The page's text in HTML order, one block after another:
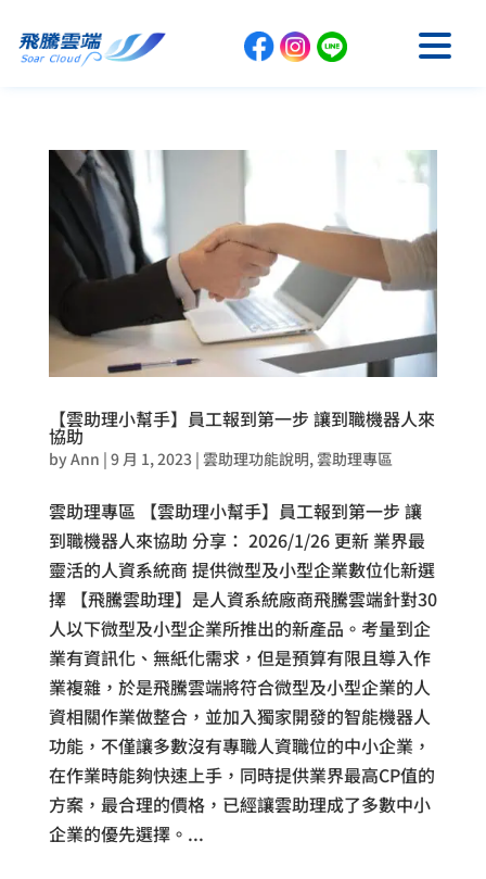
【雲助理小幫手】員工報到第一步 讓到職機器人來
協助
byAnn | 9 月 1, 2023| 雲助理功能說明,雲助理專區
雲助理專區 【雲助理小幫手】員工報到第一步 讓
到職機器人來協助 分享： 2026/1/26 更新 業界最
靈活的人資系統商 提供微型及小型企業數位化新選
擇 【飛騰雲助理】是人資系統廠商飛騰雲端針對30
人以下微型及小型企業所推出的新產品。考量到企
業有資訊化、無紙化需求，但是預算有限且導入作
業複雜，於是飛騰雲端將符合微型及小型企業的人
資相關作業做整合，並加入獨家開發的智能機器人
功能，不僅讓多數沒有專職人資職位的中小企業，
在作業時能夠快速上手，同時提供業界最高CP值的
方案，最合理的價格，已經讓雲助理成了多數中小
企業的優先選擇。...